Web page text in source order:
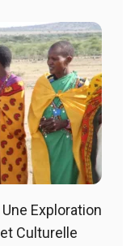
Exploration
Culturelle